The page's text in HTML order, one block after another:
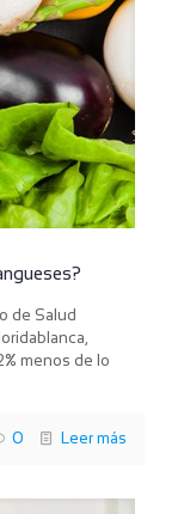
de Salud
menos de lo
0 Leer más